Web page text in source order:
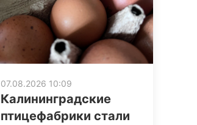
07.08.2026 10:09
Калининградские
птицефабрики стали